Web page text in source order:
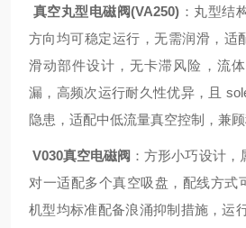
真空丸型电磁阀(VA250) ：丸型结
方向均可稳定运行，无需润滑，适
滑动部件设计，无卡滞风险，流
漏，高频次运行耐久性优异，且
隐患，适配中低流量真空控制，兼顾
V030真空电磁阀 ：方形小巧设计
对一适配多个真空吸盘，配线方式
机型均标准配备浪涌抑制措施，运